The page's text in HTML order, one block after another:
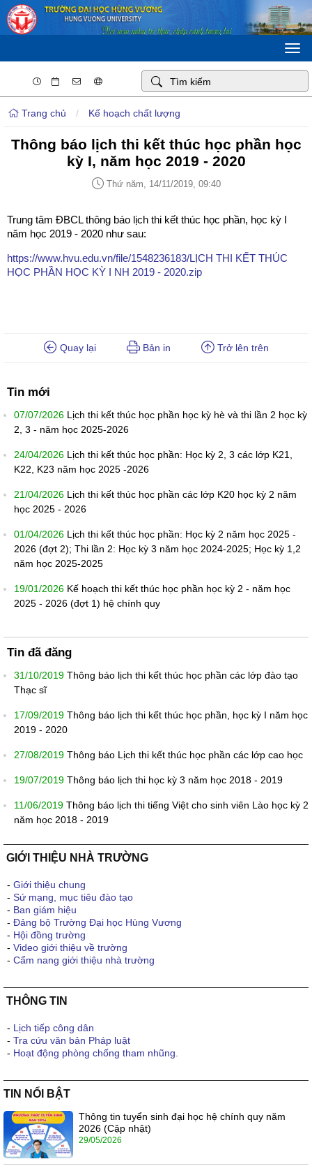
Trang chủ / Kế hoạch chất lượng
Thông báo lịch thi kết thúc học phần học
kỳ I, năm học 2019 - 2020
Thứ năm, 14/11/2019, 09:40
Trung tâm ĐBCL thông báo lịch thi kết thúc học phần, học kỳ I
năm học 2019 - 2020 như sau:
https://www.hvu.edu.vn/file/1548236183/LỊCH THI KẾT THÚC
HỌC PHẦN HỌC KỲ I NH 2019 - 2020.zip
Quay lại Bản in Trở lên trên
Tin mới
07/07/2026 Lịch thi kết thúc học phần học kỳ hè và thi lần 2 học kỳ
2, 3 - năm học 2025-2026
24/04/2026 Lịch thi kết thúc học phần: Học kỳ 2, 3 các lớp K21,
K22, K23 năm học 2025 -2026
21/04/2026 Lịch thi kết thúc học phần các lớp K20 học kỳ 2 năm
học 2025 - 2026
01/04/2026 Lịch thi kết thúc học phần: Học kỳ 2 năm học 2025 -
2026 (đợt 2); Thi lần 2: Học kỳ 3 năm học 2024-2025; Học kỳ 1,2
năm học 2025-2025
19/01/2026 Kế hoạch thi kết thúc học phần học kỳ 2 - năm học
2025 - 2026 (đợt 1) hệ chính quy
Tin đã đăng
31/10/2019 Thông báo lịch thi kết thúc học phần các lớp đào tạo
Thạc sĩ
17/09/2019 Thông báo lịch thi kết thúc học phần, học kỳ I năm học
2019 - 2020
27/08/2019 Thông báo Lịch thi kết thúc học phần các lớp cao học
19/07/2019 Thông báo lịch thi học kỳ 3 năm học 2018 - 2019
11/06/2019 Thông báo lịch thi tiếng Việt cho sinh viên Lào học kỳ 2
năm học 2018 - 2019
GIỚI THIỆU NHÀ TRƯỜNG
- Giới thiệu chung
- Sứ mạng, mục tiêu đào tạo
- Ban giám hiệu
- Đảng bộ Trường Đại học Hùng Vương
- Hội đồng trường
- Video giới thiệu về trường
- Cẩm nang giới thiệu nhà trường
THÔNG TIN
- Lịch tiếp công dân
- Tra cứu văn bản Pháp luật
- Hoạt động phòng chống tham nhũng.
TIN NỔI BẬT
Thông tin tuyển sinh đại học hệ chính quy năm
2026 (Cập nhật)
29/05/2026